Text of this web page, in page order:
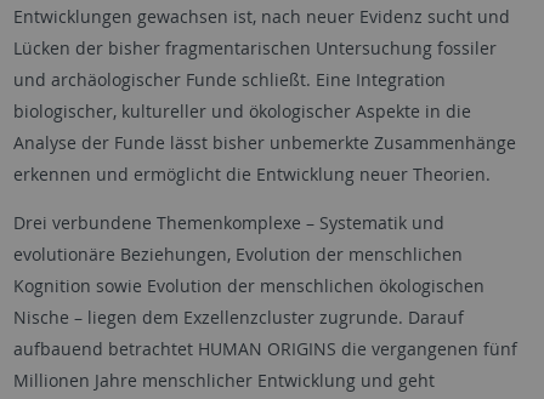
Entwicklungen gewachsen ist, nach neuer Evidenz sucht und
Lücken der bisher fragmentarischen Untersuchung fossiler
und archäologischer Funde schließt. Eine Integration
biologischer, kultureller und ökologischer Aspekte in die
Analyse der Funde lässt bisher unbemerkte Zusammenhänge
erkennen und ermöglicht die Entwicklung neuer Theorien.
Drei verbundene Themenkomplexe – Systematik und
evolutionäre Beziehungen, Evolution der menschlichen
Kognition sowie Evolution der menschlichen ökologischen
Nische – liegen dem Exzellenzcluster zugrunde. Darauf
aufbauend betrachtet HUMAN ORIGINS die vergangenen fünf
Millionen Jahre menschlicher Entwicklung und geht